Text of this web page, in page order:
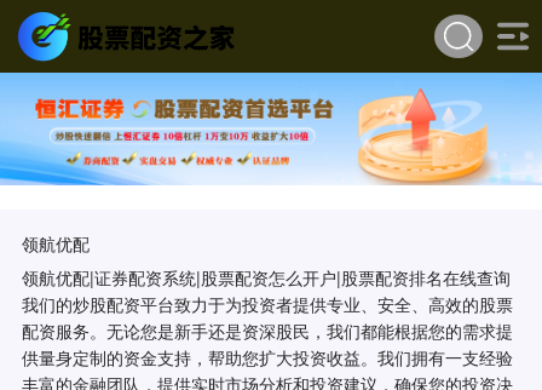
领航优配
领航优配|证券配资系统|股票配资怎么开户|股票配资排名在线查询
我们的炒股配资平台致力于为投资者提供专业、安全、高效的股票
配资服务。无论您是新手还是资深股民，我们都能根据您的需求提
供量身定制的资金支持，帮助您扩大投资收益。我们拥有一支经验
丰富的金融团队，提供实时市场分析和投资建议，确保您的投资决